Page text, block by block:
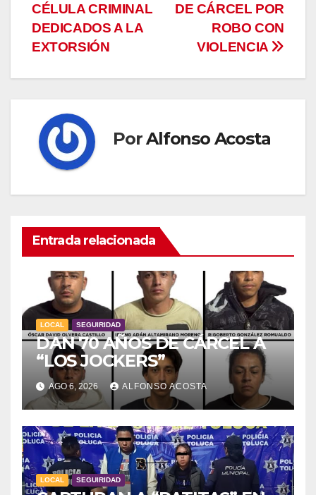
de
entradas
DE CÁRCEL POR
ROBO CON
VIOLENCIA
CÉLULA CRIMINAL
DEDICADOS A LA
EXTORSIÓN
PorAlfonso Acosta
Entrada relacionada
LOCAL SEGUIRIDAD
DAN 70 AÑOS DE CÁRCEL A
“LOS JOCKERS”
AGO 6, 2026 ALFONSO ACOSTA
LOCAL SEGUIRIDAD